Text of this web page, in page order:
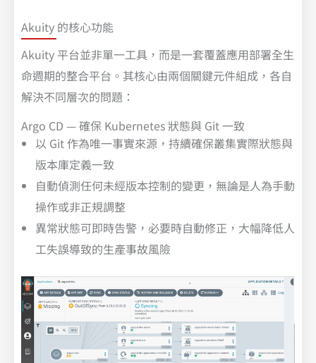
Akuity 的核心功能
Akuity 平台並非單一工具，而是一套覆蓋應用部署全生
命週期的整合平台。其核心由兩個關鍵元件組成，各自
解決不同層次的問題：
Argo CD — 確保 Kubernetes 狀態與 Git 一致
以 Git 作為唯一事實來源，持續確保叢集實際狀態與
版本庫定義一致
自動偵測任何未經版本控制的變更，無論是人為手動
操作或非正規調整
異常狀態可即時告警，必要時自動修正，大幅降低人
工失誤導致的生產事故風險